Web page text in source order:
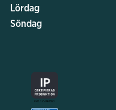
Lördag
Söndag